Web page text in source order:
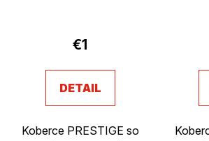
€1
DETAIL
Koberce PRESTIGE so